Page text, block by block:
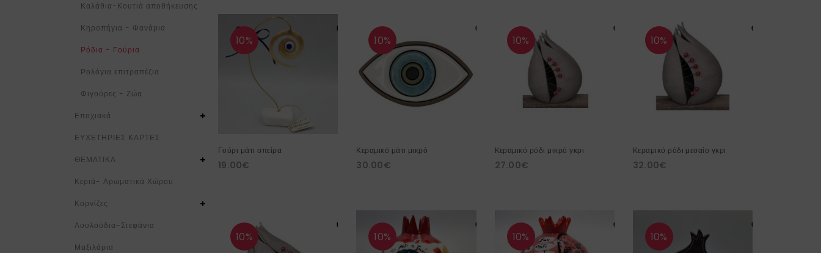
10%
Γούρι μάτι σπείρα
19.00€
10%
Κεραμικό μάτι μικρό
30.00€
10%
Κεραμικό ρόδι μικρό γκρι
27.00€
10%
Κεραμικό ρόδι μεσαίο γκρι
32.00€
10% 10% 10% 10%
Καλάθια-Κουτιά αποθήκευσης
Κηροπήγια - Φανάρια
Ρόδια - Γούρια
Ρολόγια επιτραπέζια
Φιγούρες - Ζώα
Εποχιακά
ΕΥΧΕΤΗΡΙΕΣ ΚΑΡΤΕΣ
ΘΕΜΑΤΙΚΑ
Κεριά- Αρωματικά Χώρου
Κορνίζες
Λουλούδια-Στεφάνια
Μαξιλάρια